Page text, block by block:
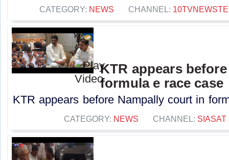
CATEGORY: NEWS CHANNEL:
KTR appears
formula e race case
KTR appears before Nampally court in
CATEGORY: NEWS CHANNEL: SIASAT